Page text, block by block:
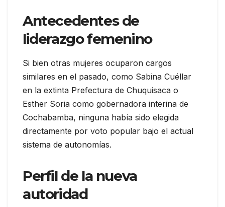
Antecedentes de
liderazgo femenino
Si bien otras mujeres ocuparon cargos
similares en el pasado, como Sabina Cuéllar
en la extinta Prefectura de Chuquisaca o
Esther Soria como gobernadora interina de
Cochabamba, ninguna había sido elegida
directamente por voto popular bajo el actual
sistema de autonomías.
Perfil de la nueva
autoridad